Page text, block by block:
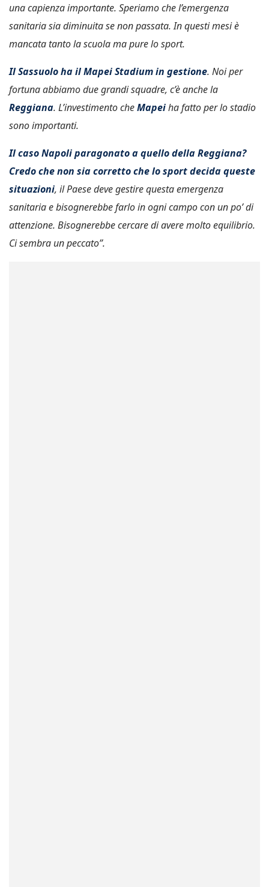
una capienza importante. Speriamo che l’emergenza
sanitaria sia diminuita se non passata. In questi mesi è
mancata tanto la scuola ma pure lo sport.
Il Sassuolo ha il Mapei Stadium in gestione. Noi per
fortuna abbiamo due grandi squadre, c’è anche la
Reggiana. L’investimento cheMapeiha fatto per lo stadio
sono importanti.
Il caso Napoli paragonato a quello della Reggiana?
Credo che non sia corretto che lo sport decida queste
situazioni, il Paese deve gestire questa emergenza
sanitaria e bisognerebbe farlo in ogni campo con un po’ di
attenzione. Bisognerebbe cercare di avere molto equilibrio.
Ci sembra un peccato”.